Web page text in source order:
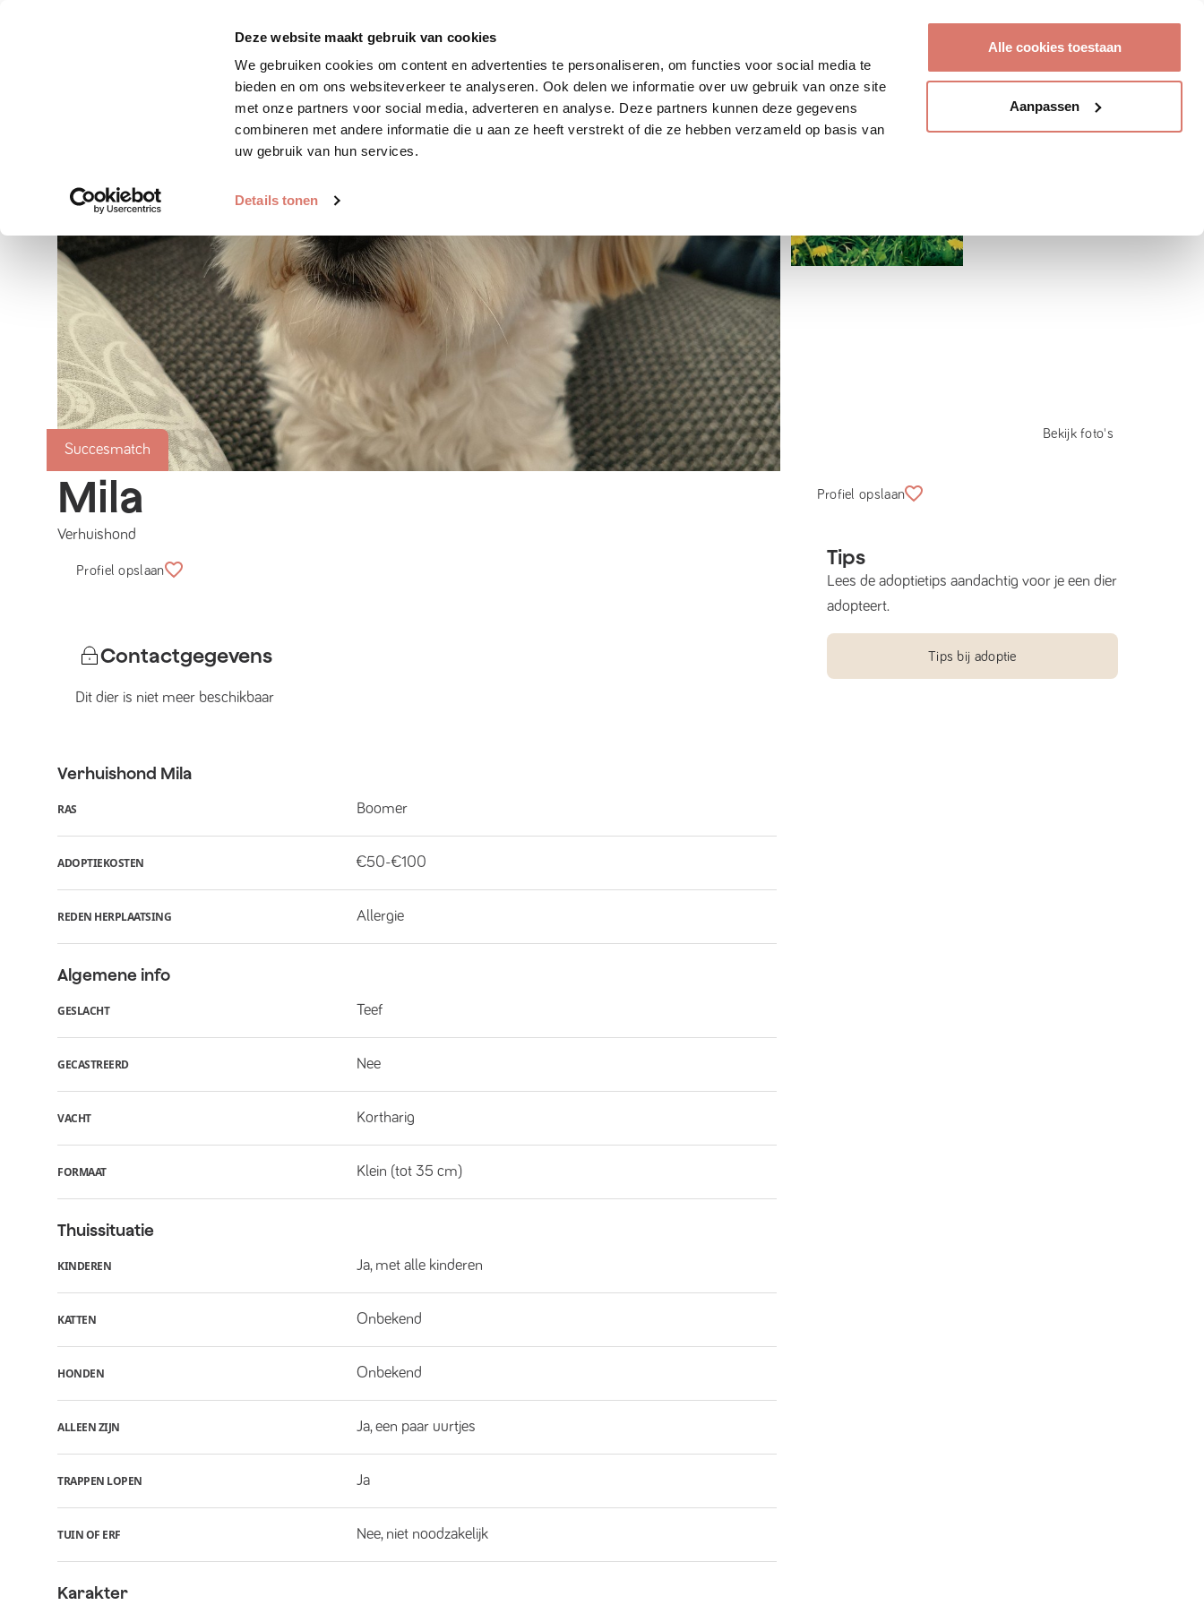
Deze website maakt gebruik van cookies
We gebruiken cookies om content en advertenties te personaliseren, om functies voor social media te
bieden en om ons websiteverkeer te analyseren. Ook delen we informatie over uw gebruik van onze site
met onze partners voor social media, adverteren en analyse. Deze partners kunnen deze gegevens
combineren met andere informatie die u aan ze heeft verstrekt of die ze hebben verzameld op basis van
uw gebruik van hun services.
Details tonen
Alle cookies toestaan
Aanpassen
Zoek huisdier Plaats huisdier Hoe werkt het?
Succesmatch
Bekijk foto's
Mila
Verhuishond
Profiel opslaan
Contactgegevens
Dit dier is niet meer beschikbaar
Verhuishond Mila
RAS Boomer
ADOPTIEKOSTEN €50-€100
REDEN HERPLAATSING Allergie
Algemene info
GESLACHT Teef
GECASTREERD Nee
VACHT Kortharig
FORMAAT Klein (tot 35 cm)
Thuissituatie
KINDEREN Ja, met alle kinderen
KATTEN Onbekend
HONDEN Onbekend
ALLEEN ZIJN Ja, een paar uurtjes
TRAPPEN LOPEN Ja
TUIN OF ERF Nee, niet noodzakelijk
Karakter
Profiel opslaan
Tips
Lees de adoptietips aandachtig voor je een dier
adopteert.
Tips bij adoptie